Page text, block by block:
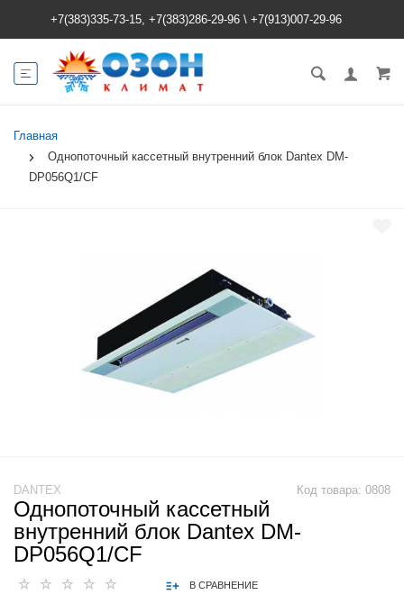
+7(383)335-73-15, +7(383)286-29-96 \ +7(913)007-29-96
Главная
Однопоточный кассетный внутренний блок Dantex DM-
DP056Q1/CF
Код товара: 0808
DANTEX
Однопоточный кассетный
внутренний блок Dantex DM-
DP056Q1/CF
В СРАВНЕНИЕ